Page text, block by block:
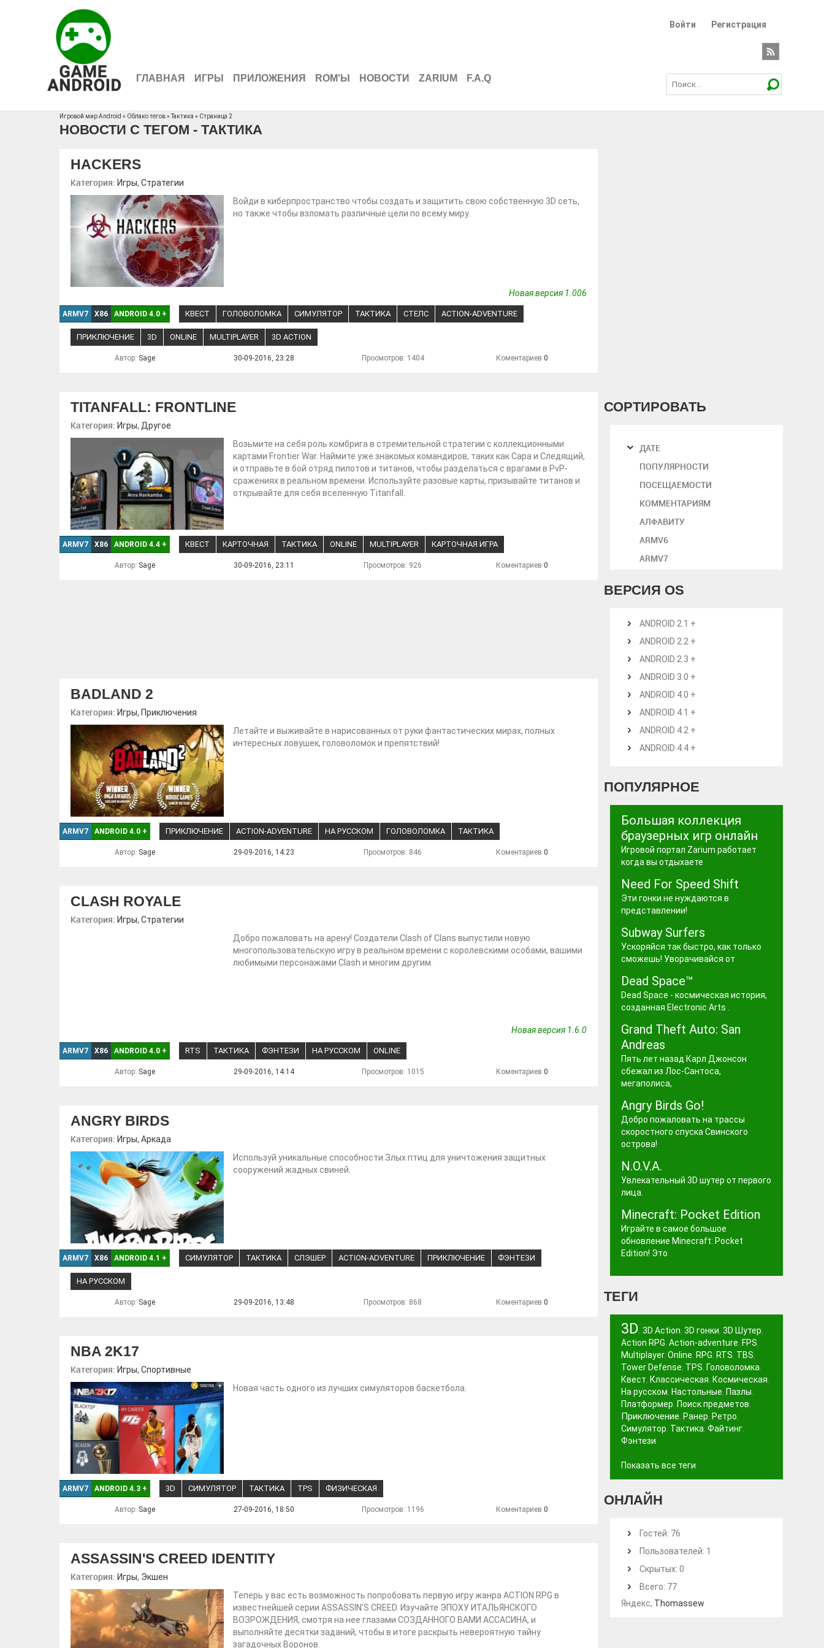
Войти Регистрация
ГЛАВНАЯ ИГРЫ ПРИЛОЖЕНИЯ ROM'Ы НОВОСТИ ZARIUM F.A.Q
Игровой мир Android » Облако тегов» Тактика » Страница 2
НОВОСТИ С ТЕГОМ - ТАКТИКА
HACKERS
Категория: Игры,Стратегии
Войди в киберпространство чтобы создать и защитить свою собственную 3D сеть,
но также чтобы взломать различные цели по всему миру.
Новая версия 1.006
ARMV7 X86 ANDROID 4.0 + КВЕСТ ГОЛОВОЛОМКА СИМУЛЯТОР ТАКТИКА СТЕЛС ACTION-ADVENTURE
ПРИКЛЮЧЕНИЕ 3D ONLINE MULTIPLAYER 3D ACTION
Автор: Sage 30-09-2016, 23:28 Просмотров: 1404 Коментариев 0
TITANFALL: FRONTLINE
Категория: Игры, Другое
Возьмите на себя роль комбрига в стремительной стратегии с коллекционными
картами Frontier War. Наймите уже знакомых командиров, таких как Сара и Следящий,
и отправьте в бой отряд пилотов и титанов, чтобы разделаться с врагами в PvP-
сражениях в реальном времени. Используйте разовые карты, призывайте титанов и
открывайте для себя вселенную Titanfall.
ARMV7 X86 ANDROID 4.4 + КВЕСТ КАРТОЧНАЯ ТАКТИКА ONLINE MULTIPLAYER КАРТОЧНАЯ ИГРА
Автор: Sage 30-09-2016, 23:11 Просмотров: 926 Коментариев 0
BADLAND 2
Категория: Игры, Приключения
Летайте и выживайте в нарисованных от руки фантастических мирах, полных
интересных ловушек, головоломок и препятствий!
ARMV7 ANDROID 4.0 + ПРИКЛЮЧЕНИЕ ACTION-ADVENTURE НА РУССКОМ ГОЛОВОЛОМКА ТАКТИКА
Автор: Sage 29-09-2016, 14:23 Просмотров: 846 Коментариев 0
CLASH ROYALE
Категория: Игры,Стратегии
Добро пожаловать на арену! Создатели Clash of Clans выпустили новую
многопользовательскую игру в реальном времени с королевскими особами, вашими
любимыми персонажами Clash и многим другим.
Новая версия 1.6.0
ARMV7 X86 ANDROID 4.0 + RTS ТАКТИКА ФЭНТЕЗИ НА РУССКОМ ONLINE
Автор: Sage 29-09-2016, 14:14 Просмотров: 1015 Коментариев 0
ANGRY BIRDS
Категория: Игры,Аркада
Используй уникальные способности Злых птиц для уничтожения защитных
сооружений жадных свиней.
ARMV7 X86 ANDROID 4.1 + СИМУЛЯТОР ТАКТИКА СЛЭШЕР ACTION-ADVENTURE ПРИКЛЮЧЕНИЕ ФЭНТЕЗИ
НА РУССКОМ
Автор: Sage 29-09-2016, 13:48 Просмотров: 868 Коментариев 0
NBA 2K17
Категория: Игры,Спортивные
Новая часть одного из лучших симуляторов баскетбола.
ARMV7 ANDROID 4.3 + 3D СИМУЛЯТОР ТАКТИКА TPS ФИЗИЧЕСКАЯ
Автор: Sage 27-09-2016, 18:50 Просмотров: 1196 Коментариев 0
ASSASSIN'S CREED IDENTITY
Категория: Игры, Экшен
Теперь у вас есть возможность попробовать первую игру жанра ACTION RPG в
известнейшей серии ASSASSIN’S CREED. Изучайте ЭПОХУ ИТАЛЬЯНСКОГО
ВОЗРОЖДЕНИЯ, смотря на нее глазами СОЗДАННОГО ВАМИ АССАСИНА, и
выполняйте десятки заданий, чтобы в итоге раскрыть невероятную тайну
загадочных Воронов.
СОРТИРОВАТЬ
ДАТЕ
ПОПУЛЯРНОСТИ
ПОСЕЩАЕМОСТИ
КОММЕНТАРИЯМ
АЛФАВИТУ
ARMV6
ARMV7
ВЕРСИЯ OS
ANDROID 2.1 +
ANDROID 2.2 +
ANDROID 2.3 +
ANDROID 3.0 +
ANDROID 4.0 +
ANDROID 4.1 +
ANDROID 4.2 +
ANDROID 4.4 +
ПОПУЛЯРНОЕ
Большая коллекция
браузерных игр онлайн
Игровой портал Zarium работает
когда вы отдыхаете
Need For Speed Shift
Эти гонки не нуждаются в
представлении!
Subway Surfers
Ускоряйся так быстро, как только
сможешь! Уворачивайся от
Dead Space™
Dead Space - космическая история,
созданная Electronic Arts .
Grand Theft Auto: San
Andreas
Пять лет назад Карл Джонсон
сбежал из Лос-Сантоса,
мегаполиса,
Angry Birds Go!
Добро пожаловать на трассы
скоростного спуска Свинского
острова!
N.O.V.A.
Увлекательный 3D шутер от первого
лица.
Minecraft: Pocket Edition
Играйте в самое большое
обновление Minecraft: Pocket
Edition! Это
ТЕГИ
3D, 3D Action, 3D гонки, 3D Шутер,
Action RPG, Action-adventure, FPS,
Multiplayer, Online, RPG, RTS, TBS,
Tower Defense, TPS, Головоломка,
Квест, Классическая, Космическая,
На русском, Настольные, Пазлы,
Платформер, Поиск предметов,
Приключение, Ранер, Ретро,
Симулятор, Тактика, Файтинг,
Фэнтези
Показать все теги
ОНЛАЙН
Гостей: 76
Пользователей: 1
Скрытых: 0
Всего: 77
Яндекс, Thomassew